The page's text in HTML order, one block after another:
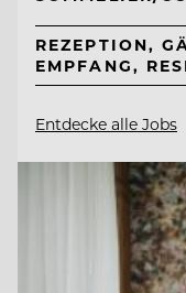
REZEPTION,
EMPFANG,
Entdecke alle Jobs